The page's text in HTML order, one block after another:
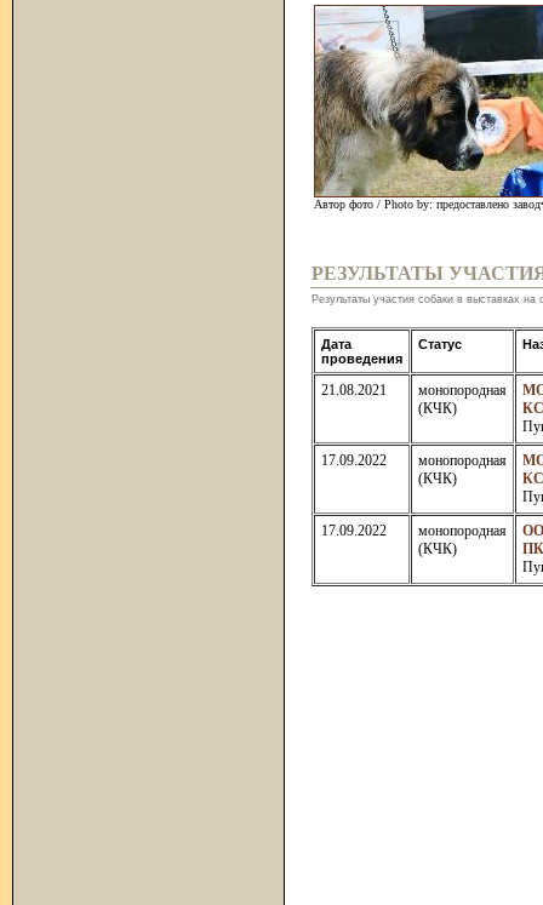
Автор фото / Photo by: предоставлено
РЕЗУЛЬТАТЫ
Результаты участия собаки в выставках
Дата
проведения
Статус
21.08.2021
монопородная
(КЧК)
17.09.2022
монопородная
(КЧК)
17.09.2022
монопородная
(КЧК)
ОО